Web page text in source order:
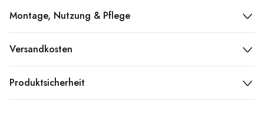
Montage, Nutzung & Pflege
Versandkosten
Produktsicherheit